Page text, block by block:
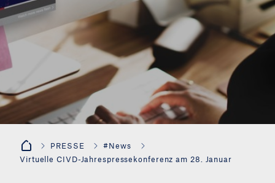
PRESSE
#News
Virtuelle CIVD-Jahrespressekonferenz am 28. Januar